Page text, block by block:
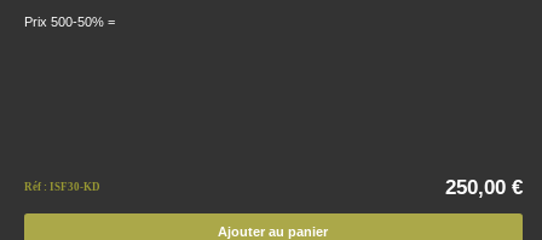
Prix 500-50% =
Réf : ISF30-KD 250,00 €
Ajouter au panier